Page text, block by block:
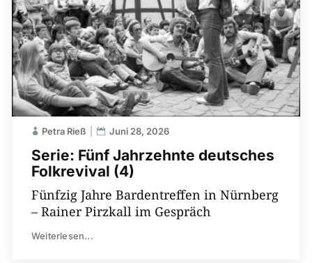
Serie: Fünf Jahrzehnte deutsches
Folkrevival (4)
Petra Rieß Juni 28, 2026
Fünfzig Jahre Bardentreffen in Nürnberg
– Rainer Pirzkall im Gespräch
Weiterlesen...